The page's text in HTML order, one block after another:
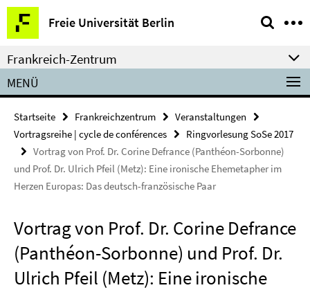
Springe
direkt
zu
Inhalt
Freie Universität Berlin
Service-
Navigation
Frankreich-Zentrum
MENÜ
Startseite Frankreichzentrum
Veranstaltungen
Vortragsreihe | cycle de conférences
Ringvorlesung SoSe 2017
Vortrag von Prof. Dr. Corine Defrance (Panthéon-Sorbonne)
und Prof. Dr. Ulrich Pfeil (Metz): Eine ironische Ehemetapher im
Herzen Europas: Das deutsch-französische Paar
Vortrag von Prof. Dr. Corine Defrance
(Panthéon-Sorbonne) und Prof. Dr.
Ulrich Pfeil (Metz): Eine ironische